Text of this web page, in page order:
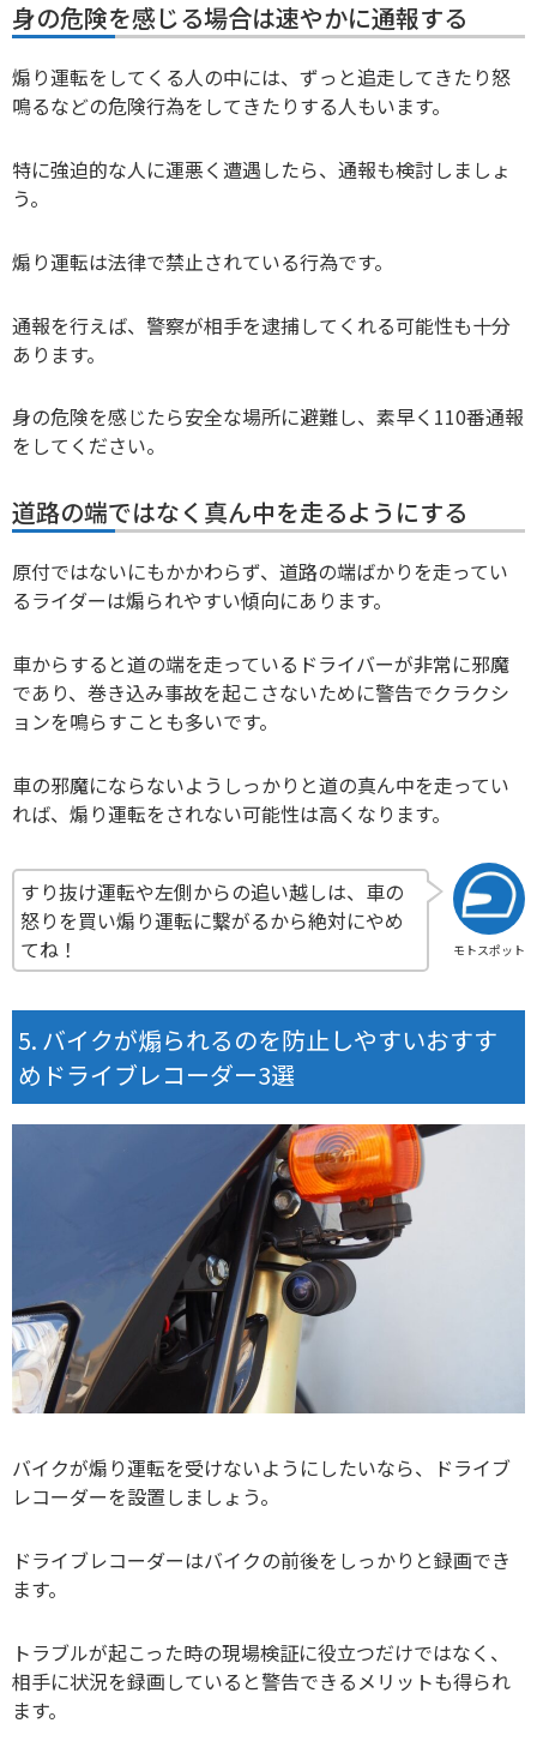
身の危険を感じる場合は速やかに通報する
煽り運転をしてくる人の中には、ずっと追走してきたり怒
鳴るなどの危険行為をしてきたりする人もいます。
特に強迫的な人に運悪く遭遇したら、通報も検討しましょ
う。
煽り運転は法律で禁止されている行為です。
通報を行えば、警察が相手を逮捕してくれる可能性も十分
あります。
身の危険を感じたら安全な場所に避難し、素早く110番通報
をしてください。
道路の端ではなく真ん中を走るようにする
原付ではないにもかかわらず、道路の端ばかりを走ってい
るライダーは煽られやすい傾向にあります。
車からすると道の端を走っているドライバーが非常に邪魔
であり、巻き込み事故を起こさないために警告でクラクシ
ョンを鳴らすことも多いです。
車の邪魔にならないようしっかりと道の真ん中を走ってい
れば、煽り運転をされない可能性は高くなります。
モトスポット
すり抜け運転や左側からの追い越しは、車の
怒りを買い煽り運転に繋がるから絶対にやめ
てね！
バイクが煽られるのを防止しやすいおすす
めドライブレコーダー3選
バイクが煽り運転を受けないようにしたいなら、ドライブ
レコーダーを設置しましょう。
ドライブレコーダーはバイクの前後をしっかりと録画でき
ます。
トラブルが起こった時の現場検証に役立つだけではなく、
相手に状況を録画していると警告できるメリットも得られ
ます。